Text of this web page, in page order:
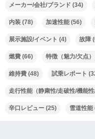
メーカー/会社/ブランド (34)
内装 (78) 加速性能 (56)
展示施設/イベント (4) 故障
燃費 (66) 特徴（魅力/欠点）
維持費 (48) 試乗レポート
走行性能（静粛性/走破性/機能性
辛口レビュー (25) 雪道性能